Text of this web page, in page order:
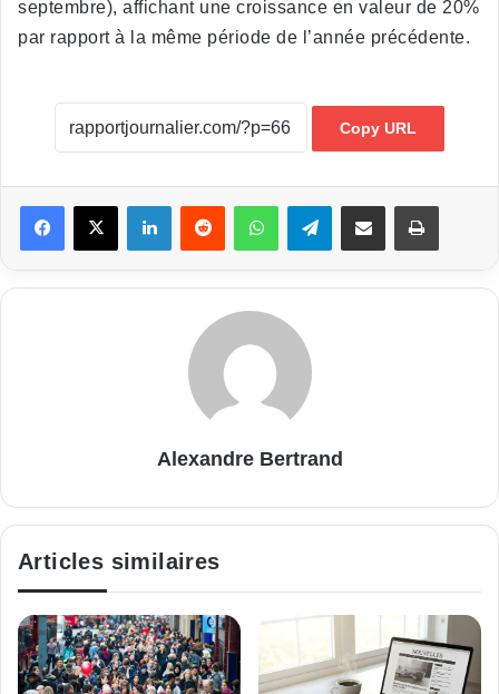
septembre), affichant une croissance en valeur de 20%
par rapport à la même période de l’année précédente.
Copy URL
LinkedinReddit WhatsAppTelegramPartager par email Imprimer
Alexandre Bertrand
Articles similaires